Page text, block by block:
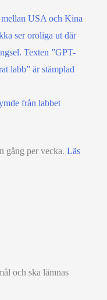
USA och Kina
från labbet
gång per vecka. Läs
och ska lämnas